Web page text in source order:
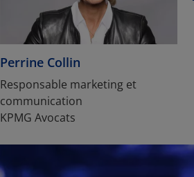
Perrine Collin
Responsable marketing et
communication
KPMG Avocats